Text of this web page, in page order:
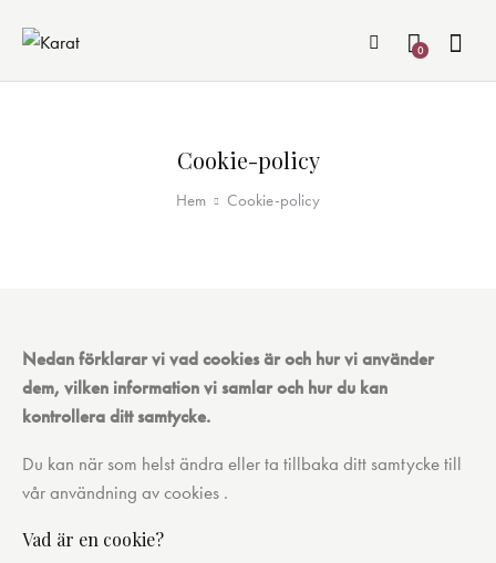
0
Cookie-policy
Hem Cookie-policy
Nedan förklarar vi vad cookies är och hur vi använder
dem, vilken information vi samlar och hur du kan
kontrollera ditt samtycke.
Du kan när som helst ändra eller ta tillbaka ditt samtycke till
vår användning av cookies .
Vad är en cookie?